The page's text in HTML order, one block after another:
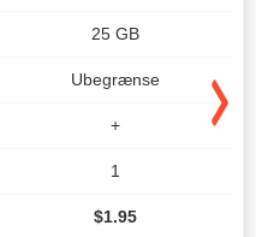
25 GB
Ubegrænse
+
1
$1.95